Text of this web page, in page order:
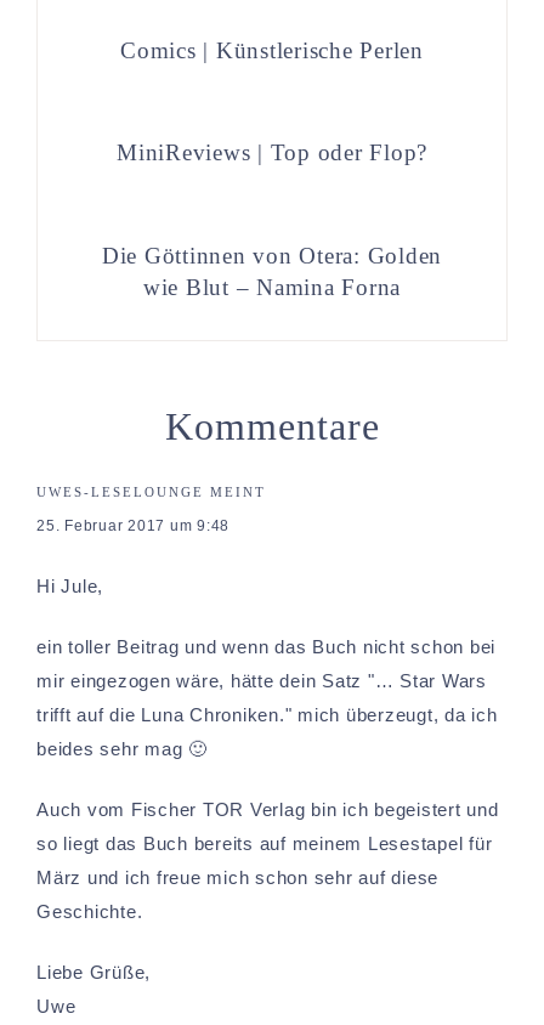
Comics | Künstlerische Perlen
MiniReviews | Top oder Flop?
Die Göttinnen von Otera: Golden
wie Blut – Namina Forna
Kommentare
UWES-LESELOUNGE MEINT
25. Februar 2017 um 9:48
Hi Jule,
ein toller Beitrag und wenn das Buch nicht schon bei
mir eingezogen wäre, hätte dein Satz "… Star Wars
trifft auf die Luna Chroniken." mich überzeugt, da ich
beides sehr mag 🙂
Auch vom Fischer TOR Verlag bin ich begeistert und
so liegt das Buch bereits auf meinem Lesestapel für
März und ich freue mich schon sehr auf diese
Geschichte.
Liebe Grüße,
Uwe